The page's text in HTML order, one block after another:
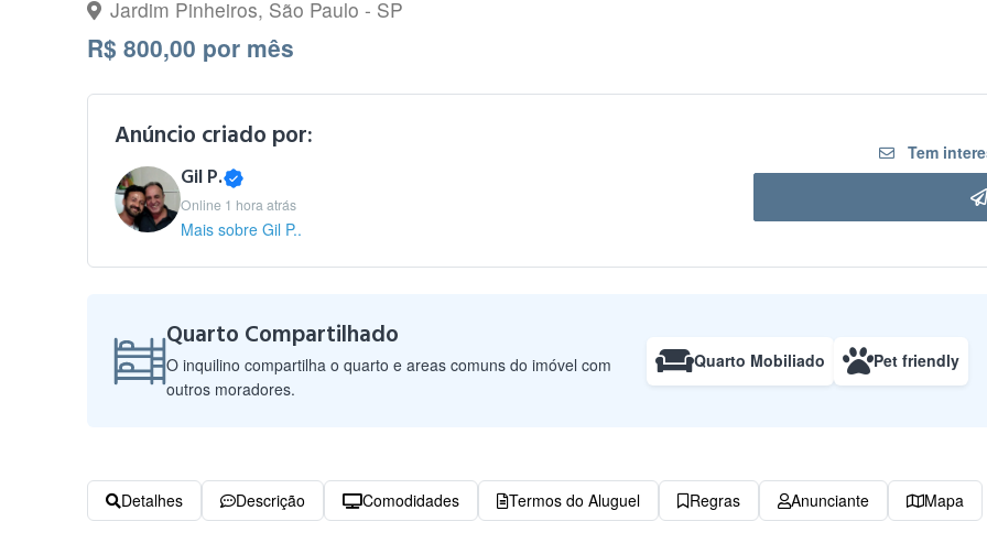
Jardim Pinheiros, São Paulo - SP
R$ 800,00 por mês
Anúncio criado por:
Gil P.
Online 1 hora atrás
Mais sobre Gil P..
Tem
Quarto Compartilhado
O inquilino compartilha o quarto e areas comuns do imóvel com
outros moradores.
Quarto Mobiliado Pet friendly
Detalhes Descrição Comodidades Termos do Aluguel Regras Anunciante Mapa